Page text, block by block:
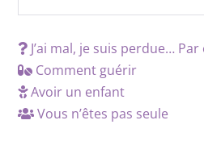
J’ai mal, je suis perdue…
Comment guérir
Avoir un enfant
Vous n’êtes pas seule